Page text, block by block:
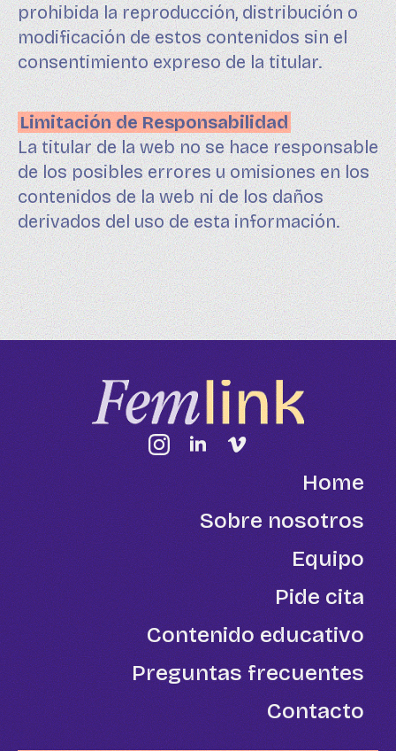
prohibida la reproducción, distribución o
modificación de estos contenidos sin el
consentimiento expreso de la titular.
Limitación de Responsabilidad
La titular de la web no se hace responsable
de los posibles errores u omisiones en los
contenidos de la web ni de los daños
derivados del uso de esta información.
Home
Sobre nosotros
Equipo
Pide cita
Contenido educativo
Preguntas frecuentes
Contacto